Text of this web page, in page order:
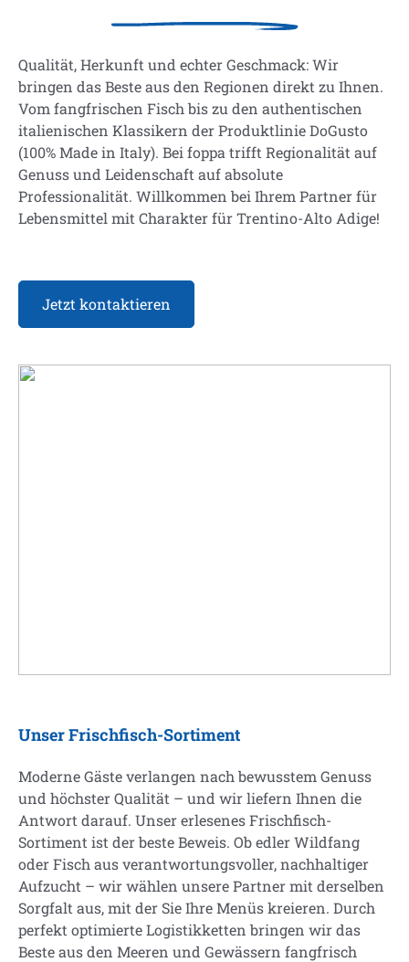
Qualität, Herkunft und echter Geschmack: Wir
bringen das Beste aus den Regionen direkt zu Ihnen.
Vom fangfrischen Fisch bis zu den authentischen
italienischen Klassikern der Produktlinie DoGusto
(100% Made in Italy). Bei foppa trifft Regionalität auf
Genuss und Leidenschaft auf absolute
Professionalität. Willkommen bei Ihrem Partner für
Lebensmittel mit Charakter für Trentino-Alto Adige!
Jetzt kontaktieren
Unser Frischfisch-Sortiment
Moderne Gäste verlangen nach bewusstem Genuss
und höchster Qualität – und wir liefern Ihnen die
Antwort darauf. Unser erlesenes Frischfisch-
Sortiment ist der beste Beweis. Ob edler Wildfang
oder Fisch aus verantwortungsvoller, nachhaltiger
Aufzucht – wir wählen unsere Partner mit derselben
Sorgfalt aus, mit der Sie Ihre Menüs kreieren. Durch
perfekt optimierte Logistikketten bringen wir das
Beste aus den Meeren und Gewässern fangfrisch